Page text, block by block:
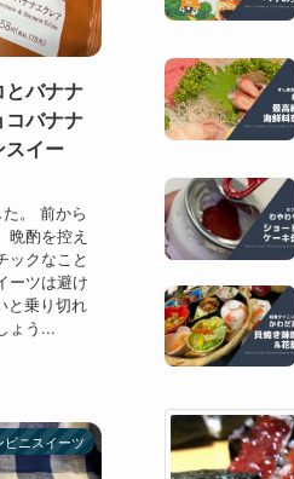
とバナナ
コバナナ
スイー
。 前から
晩酌を控え
ックなこと
ーツは避け
と乗り切れ
ょう...
ビニスイーツ